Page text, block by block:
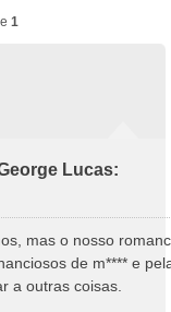
1
Lucas:
mas o nosso
de m**** e
a outras coisas.